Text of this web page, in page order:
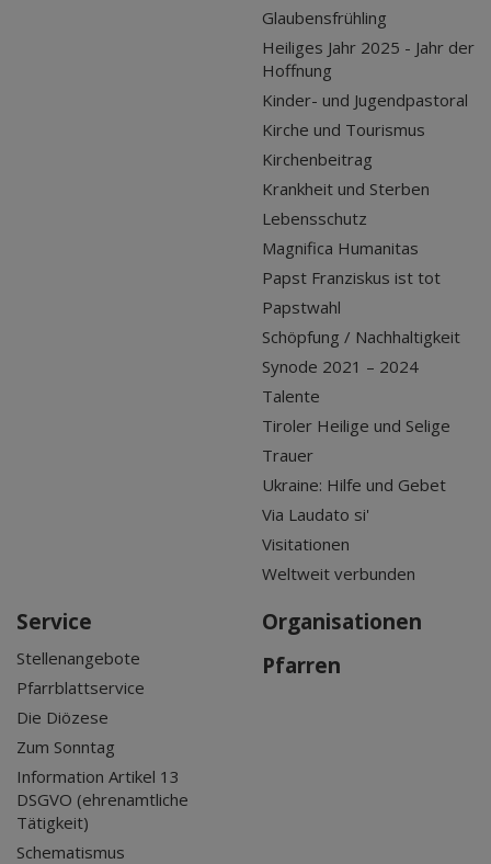
Glaubensfrühling
Heiliges Jahr 2025 - Jahr der
Hoffnung
Kinder- und Jugendpastoral
Kirche und Tourismus
Kirchenbeitrag
Krankheit und Sterben
Lebensschutz
Magnifica Humanitas
Papst Franziskus ist tot
Papstwahl
Schöpfung / Nachhaltigkeit
Synode 2021 – 2024
Talente
Tiroler Heilige und Selige
Trauer
Ukraine: Hilfe und Gebet
Via Laudato si'
Visitationen
Weltweit verbunden
Service
Stellenangebote
Pfarrblattservice
Die Diözese
Zum Sonntag
Information Artikel 13
DSGVO (ehrenamtliche
Tätigkeit)
Schematismus
Organisationen
Pfarren